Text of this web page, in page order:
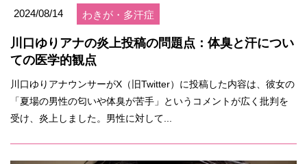
2024/08/14 わきが・多汗症
川口ゆりアナの炎上投稿の問題点：体臭と汗につい
ての医学的観点
川口ゆりアナウンサーがX（旧Twitter）に投稿した内容は、彼女の
「夏場の男性の匂いや体臭が苦手」というコメントが広く批判を
受け、炎上しました。男性に対して...